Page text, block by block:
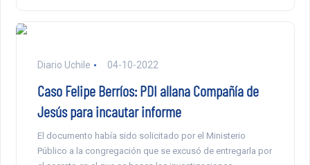
Diario Uchile 04-10-2022
Caso Felipe Berríos: PDI allana Compañía de
Jesús para incautar informe
El documento había sido solicitado por el Ministerio
Público a la congregación que se excusó de entregarla por